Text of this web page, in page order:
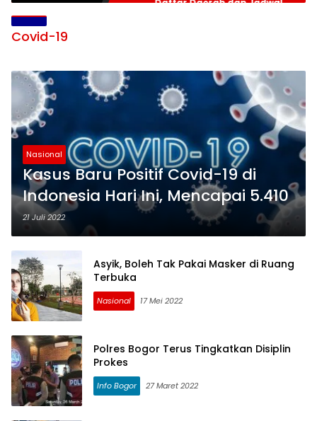
Daftar Daerah dan Jadwal
Covid-19
Nasional
Kasus Baru Positif Covid-19 di
Indonesia Hari Ini, Mencapai 5.410
21 Juli 2022
Asyik, Boleh Tak Pakai Masker di Ruang
Terbuka
Nasional 17 Mei 2022
Polres Bogor Terus Tingkatkan Disiplin
Prokes
Info Bogor 27 Maret 2022